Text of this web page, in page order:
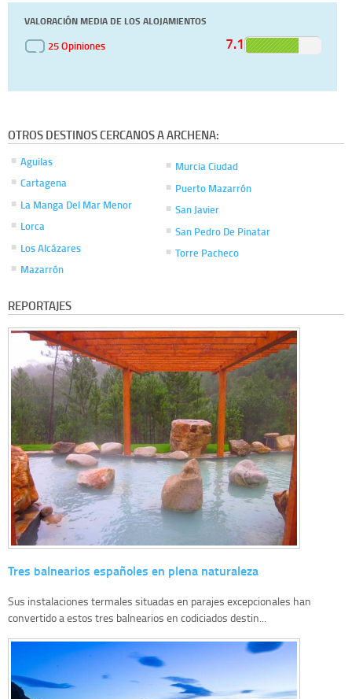
VALORACIÓN MEDIA DE LOS ALOJAMIENTOS
25 Opiniones
7.1
OTROS DESTINOS CERCANOS A ARCHENA:
Aguilas
Cartagena
La Manga Del Mar Menor
Lorca
Los Alcázares
Mazarrón
Murcia Ciudad
Puerto Mazarrón
San Javier
San Pedro De Pinatar
Torre Pacheco
REPORTAJES
Tres balnearios españoles en plena naturaleza
Sus instalaciones termales situadas en parajes excepcionales han
convertido a estos tres balnearios en codiciados destin...